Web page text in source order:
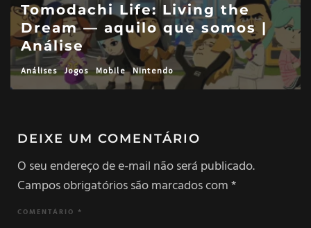
Tomodachi Life: Living the
Dream — aquilo que somos |
Análise
Análises Jogos Mobile Nintendo
DEIXE UM COMENTÁRIO
O seu endereço de e-mail não será publicado.
Campos obrigatórios são marcados com*
COMENTÁRIO *